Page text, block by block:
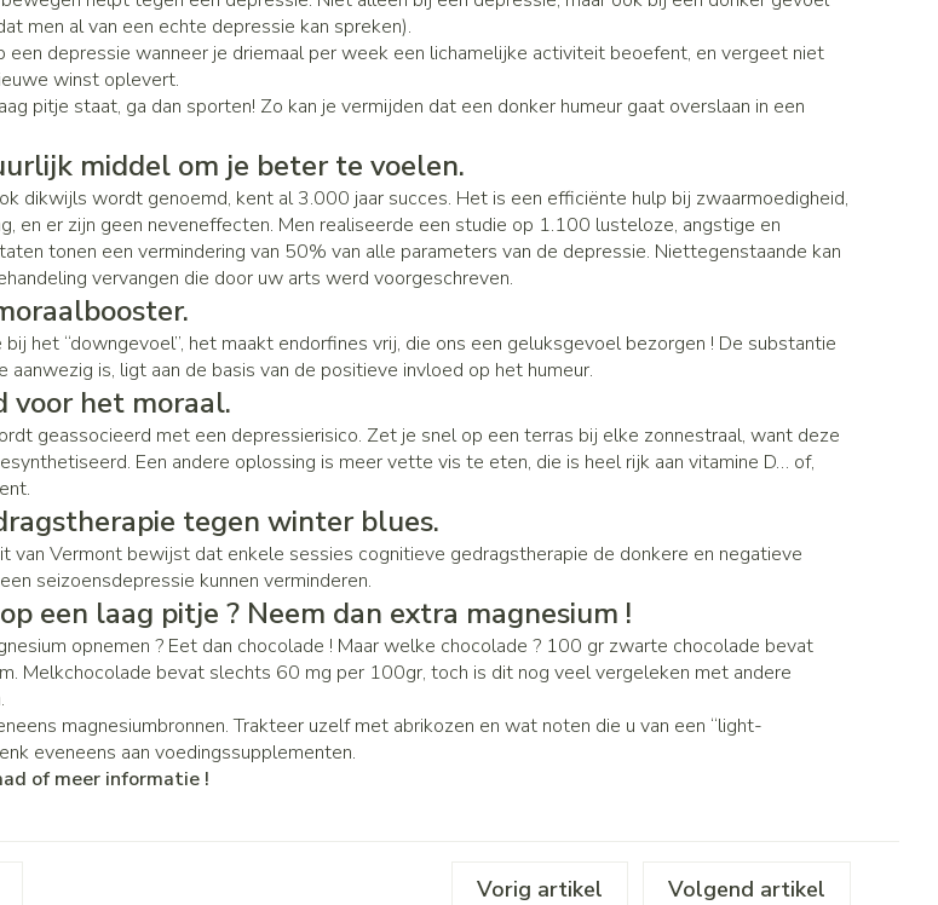
Nagels
Nagellak
Kalk- en schimmelnagels
Nagelversterkend
Toon meer
Supplementen
Make-up penselen en
gebruiksvoorwerpen
Mascara
Oogschaduw
Toon meer
Snurken
Toon meer
Scheren
Badkamer
Doorliggen - decubitis
Toon meer
Elleboog
Enkel en voet
Anti tumor middelen
Toon meer
Oor
Neus
Tabletten
Neussprays en -druppels
men al van een echte depressie kan spreken).
een depressie wanneer je driemaal per week een lichamelijke activiteit beoefent, en vergeet niet
winst oplevert.
pitje staat, ga dan sporten! Zo kan je vermijden dat een donker humeur gaat overslaan in een
middel om je beter te voelen.
dikwijls wordt genoemd, kent al 3.000 jaar succes. Het is een efficiënte hulp bij zwaarmoedigheid,
en er zijn geen neveneffecten. Men realiseerde een studie op 1.100 lusteloze, angstige en
tonen een vermindering van 50% van alle parameters van de depressie. Niettegenstaande kan
vervangen die door uw arts werd voorgeschreven.
het “downgevoel”, het maakt endorfines vrij, die ons een geluksgevoel bezorgen ! De substantie
aanwezig is, ligt aan de basis van de positieve invloed op het humeur.
voor het moraal.
geassocieerd met een depressierisico. Zet je snel op een terras bij elke zonnestraal, want deze
Een andere oplossing is meer vette vis te eten, die is heel rijk aan vitamine D… of,
tegen winter blues.
van Vermont bewijst dat enkele sessies cognitieve gedragstherapie de donkere en negatieve
seizoensdepressie kunnen verminderen.
een laag pitje ? Neem dan extra magnesium !
opnemen ? Eet dan chocolade ! Maar welke chocolade ? 100 gr zwarte chocolade bevat
Melkchocolade bevat slechts 60 mg per 100gr, toch is dit nog veel vergeleken met andere
magnesiumbronnen. Trakteer uzelf met abrikozen en wat noten die u van een “light-
eveneens aan voedingssupplementen.
of meer informatie !
Vorig artikel Volgend artikel